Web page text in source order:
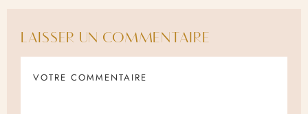
LAISSER UN COMMENTAIRE